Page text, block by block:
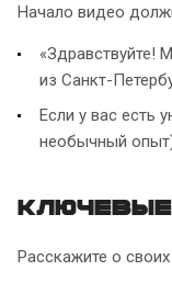
Начало видео
«Здравствуйте!
из Санкт-
Если у вас есть
необычный
Расскажите о